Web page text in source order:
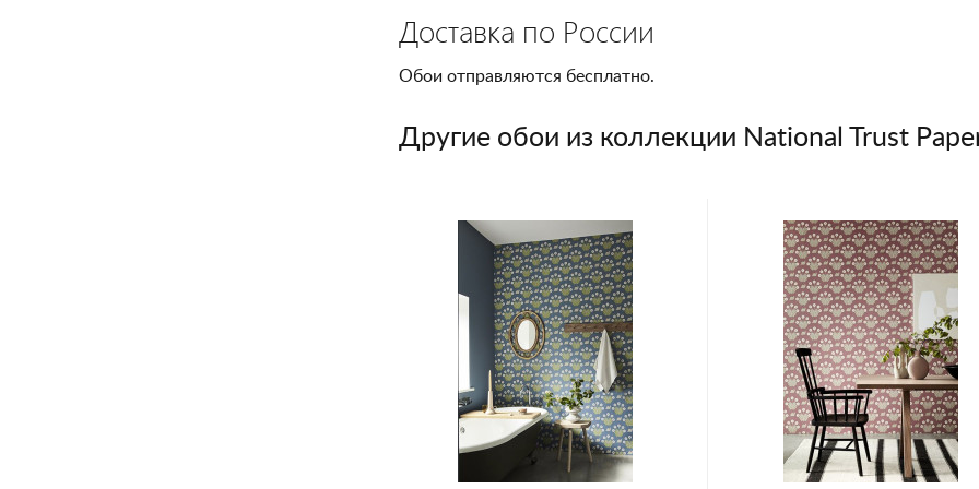
Доставка по России
Обои отправляются бесплатно.
Другие обои из коллекции National Trust